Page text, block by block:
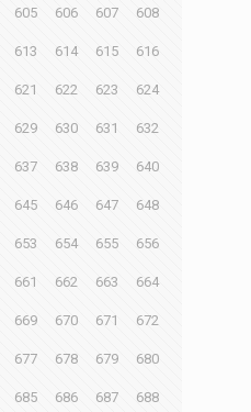
605 606 607 608
613 614 615 616
621 622 623 624
629 630 631 632
637 638 639 640
645 646 647 648
653 654 655 656
661 662 663 664
669 670 671 672
677 678 679 680
685 686 687 688